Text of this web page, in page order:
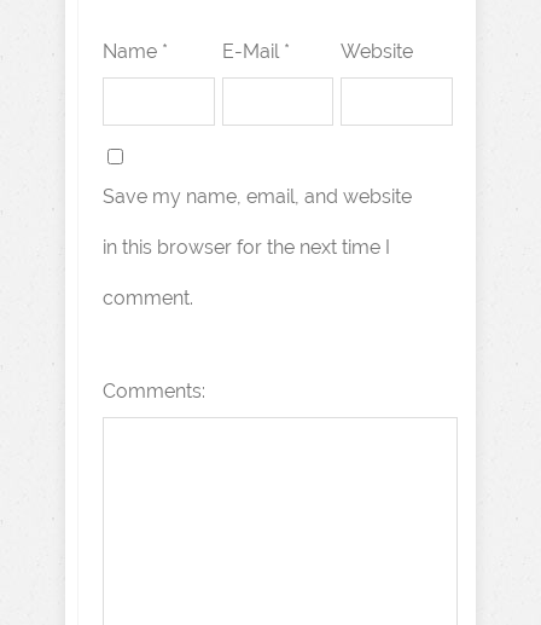
Name * E-Mail * Website
Save my name, email, and website
in this browser for the next time I
comment.
Comments: